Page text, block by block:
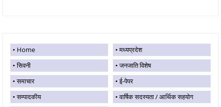
Home
मध्यप्रदेश
सिवनी
जनजाति विशेष
समाचार
ई-पेपर
सम्पादकीय
वार्षिक सदस्यता / आर्थिक सहयोग